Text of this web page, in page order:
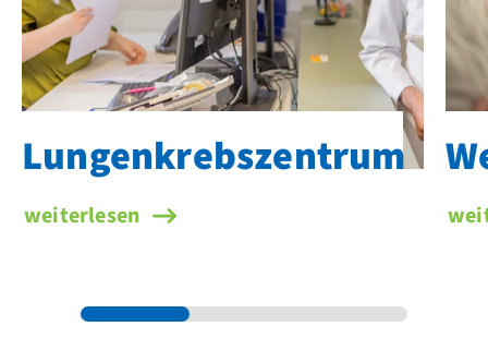
Lungenkrebszentrum
weiterlesen